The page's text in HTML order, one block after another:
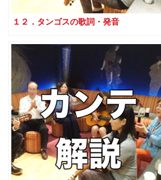
１２．タンゴスの歌詞・発音